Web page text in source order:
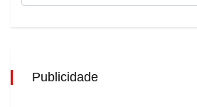
Publicidade